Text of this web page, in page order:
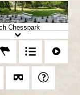
Chesspark
Freizeitpark